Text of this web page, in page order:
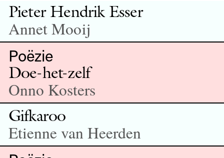
Pieter Hendrik Esser
Annet Mooij
Poëzie
Doe-het-zelf
Onno Kosters
Gifkaroo
Etienne van Heerden